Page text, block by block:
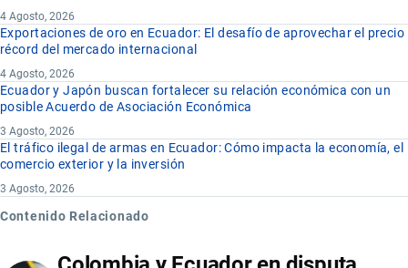
4 Agosto, 2026
Exportaciones de oro en Ecuador: El desafío de aprovechar el precio
récord del mercado internacional
4 Agosto, 2026
Ecuador y Japón buscan fortalecer su relación económica con un
posible Acuerdo de Asociación Económica
3 Agosto, 2026
El tráfico ilegal de armas en Ecuador: Cómo impacta la economía, el
comercio exterior y la inversión
3 Agosto, 2026
Contenido Relacionado